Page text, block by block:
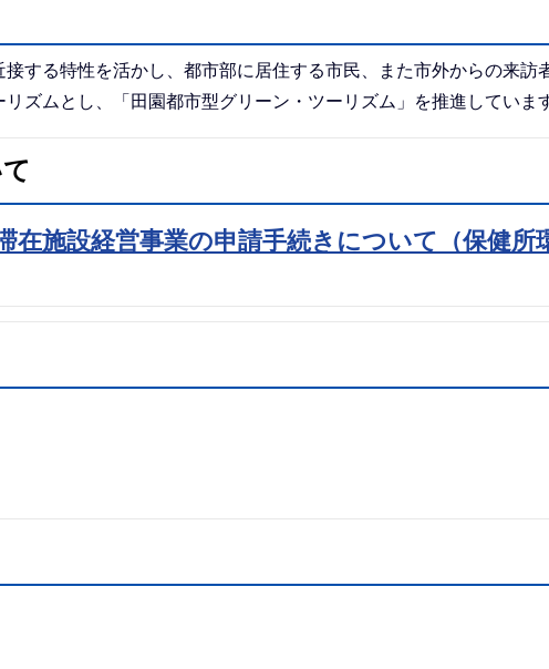
する特性を活かし、都市部に居住する市民、また市外からの来訪
ズムとし、「田園都市型グリーン・ツーリズム」を推進していま
在施設経営事業の申請手続きについて（保健所